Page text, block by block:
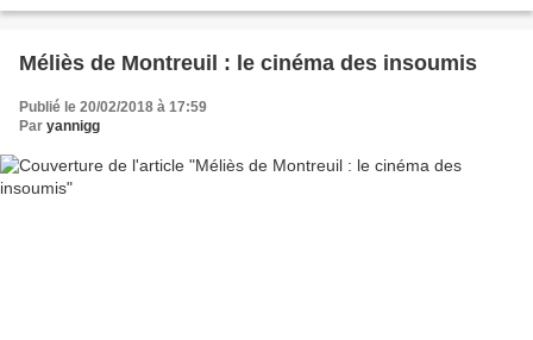
Méliès de Montreuil : le cinéma des insoumis
Publié le 20/02/2018 à 17:59
Par yannigg